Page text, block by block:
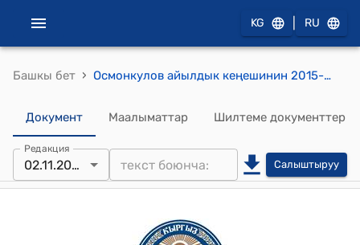
KG RU
Башкы бет › Осмонкулов айылдык кеңешинин 2015-жылдын 2-ноябрындагы № 17 "Талдыбулак айылындагы балдар бакчасы жана спорт комплекси жайгашкан имараттын чатырын жаңыртуу жана Аккоргон айылына 50 орундук балдар бакчасын куруу долбоорлорун АРИС программасынын " АИД - 3 " долбооруна киргизүү сунуш жөнүндө" токтому
Документ Маалыматтар Шилтеме документтер
Редакция
02.11.2015 Салыштыруу